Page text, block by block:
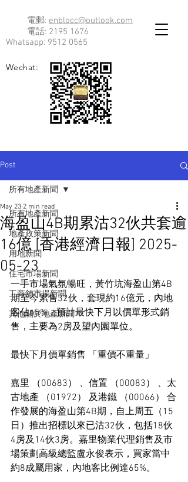
電郵: enblocc@outlook.com
電話: 2195 1676
Whatsapp: 9512 0565
Wechat:
Post
所有地產新聞
地產政策新聞
用地新聞
住宅市場新聞
工商舖市場新聞
其他關於地產新聞
所有地產新聞
海盈山4B期累沽32伙共套逾
16億 [香港經濟日報] 2025-
05-23
May 23 2 min read
一手市場氣氛暢旺，黃竹坑海盈山第4B
期至今累售32伙，套現約16億元，內地
客佔65%，預計最快下月以價單形式銷
售，主要為2房及望內園單位。
最快下月價單銷售 「重價不重量」
嘉里 （00683） 、信置 （00083） 、太
古地產 （01972） 及港鐵 （00066） 合
作發展的海盈山第4B期，自上周五（15
日）推出招標以來已沽32伙，包括18伙
4房及14伙3房。嘉里物業代理銷售及市
場策劃高級總監盧永俊表示，買家當中
約8成屬用家，內地客比例達65%。